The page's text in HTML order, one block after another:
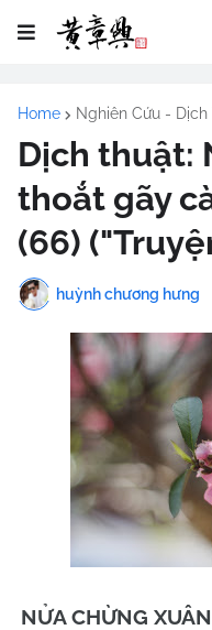
Home Nghiên Cứu - Dịch
Dịch thuật:
thoắt gãy
(66)
huỳnh chương hưng
NỬA CHỪNG